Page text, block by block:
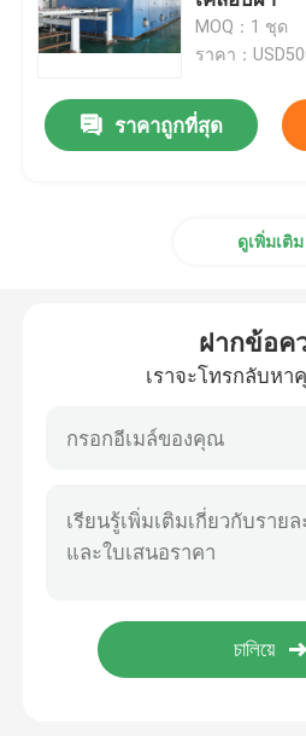
เครื่องตั้งความร้อนผ้า
เครื่องย้อมผ้า
เครื่องพิมพ์สิ่งทอ
เครื่องอบผ้า
เครื่องทำลมแห้ง
MOQ：1 ชุด
ราคา：
ราคาถูกที่สุด
ดูเพิ่มเติม
ฝากข้อค
เราจะโทรกลับหา